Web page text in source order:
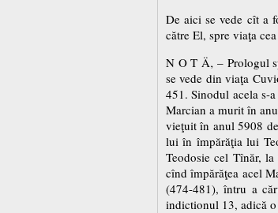
De aici se vede cît a
către El, spre viaţa
N O T Ä‚ – Prologul
se vede din viaţa
451. Sinodul acela s-
Marcian a murit în
vieţuit în anul 5908
lui în împărăţia lui
Teodosie cel Tînăr,
cînd împărăţea acel
(474-481), întru a
indictionul 13, adică